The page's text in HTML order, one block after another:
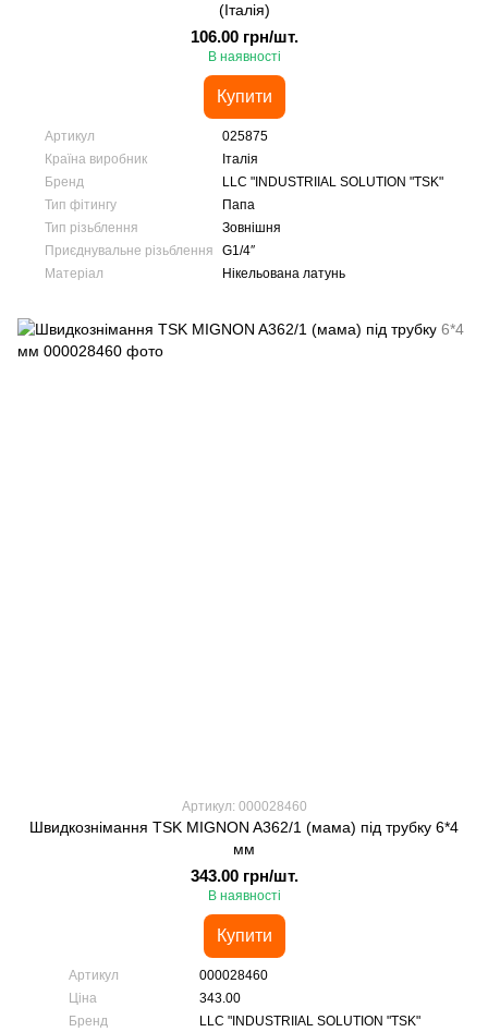
(Італія)
106.00 грн/шт.
В наявності
Купити
Артикул
025875
Країна виробник
Італія
Бренд
LLC "INDUSTRIIAL SOLUTION "TSK"
Тип фітингу
Папа
Тип різьблення
Зовнішня
Приєднувальне різьблення
G1/4″
Матеріал
Нікельована латунь
Артикул: 000028460
Швидкознімання TSK MIGNON A362/1 (мама) під трубку 6*4
мм
343.00 грн/шт.
В наявності
Купити
Артикул
000028460
Ціна
343.00
Бренд
LLC "INDUSTRIIAL SOLUTION "TSK"